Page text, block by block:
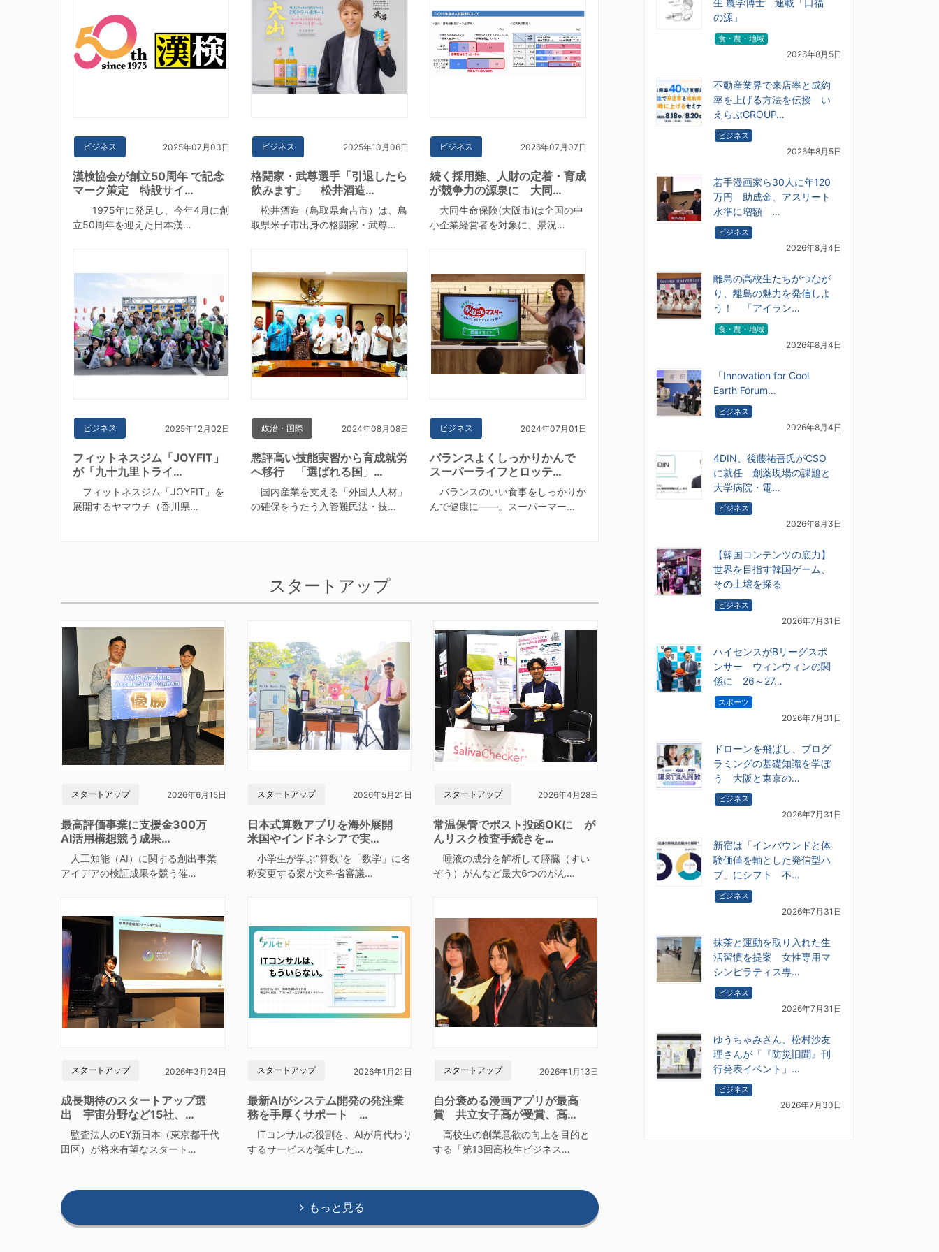
ビジネス 2025年07月03日
漢検協会が創立50周年 で記念
マーク策定 特設サイ…
1975年に発足し、今年4月に創
立50周年を迎えた日本漢…
ビジネス 2025年10月06日
格闘家・武尊選手「引退したら
飲みます」 松井酒造…
松井酒造（鳥取県倉吉市）は、鳥
取県米子市出身の格闘家・武尊…
ビジネス 2026年07月07日
続く採用難、人財の定着・育成
が競争力の源泉に 大同…
大同生命保険(大阪市)は全国の中
小企業経営者を対象に、景況…
ビジネス 2025年12月02日
フィットネスジム「JOYFIT」
が「九十九里トライ…
フィットネスジム「JOYFIT」を
展開するヤマウチ（香川県…
政治・国際 2024年08月08日
悪評高い技能実習から育成就労
へ移行 「選ばれる国」…
国内産業を支える「外国人人材」
の確保をうたう入管難民法・技…
ビジネス 2024年07月01日
バランスよくしっかりかんで
スーパーライフとロッテ…
バランスのいい食事をしっかりか
んで健康に――。スーパーマー…
スタートアップ
スタートアップ 2026年6月15日
最高評価事業に支援金300万
AI活用構想競う成果…
人工知能（AI）に関する創出事業
アイデアの検証成果を競う催…
スタートアップ 2026年5月21日
日本式算数アプリを海外展開
米国やインドネシアで実…
小学生が学ぶ“算数”を「数学」に名
称変更する案が文科省審議…
スタートアップ 2026年4月28日
常温保管でポスト投函OKに が
んリスク検査手続きを…
唾液の成分を解析して膵臓（すい
ぞう）がんなど最大6つのがん…
スタートアップ 2026年3月24日
成長期待のスタートアップ選
出 宇宙分野など15社、…
監査法人のEY新日本（東京都千代
田区）が将来有望なスタート…
スタートアップ 2026年1月21日
最新AIがシステム開発の発注業
務を手厚くサポート …
ITコンサルの役割を、AIが肩代わり
するサービスが誕生した…
スタートアップ 2026年1月13日
自分褒める漫画アプリが最高
賞 共立女子高が受賞、高…
高校生の創業意欲の向上を目的と
する「第13回高校生ビジネス…
もっと見る
生 農学博士 連載「口福
の源」
食・農・地域
2026年8月5日
不動産業界で来店率と成約
率を上げる方法を伝授 い
えらぶGROUP…
ビジネス
2026年8月5日
若手漫画家ら30人に年120
万円 助成金、アスリート
水準に増額 …
ビジネス
2026年8月4日
離島の高校生たちがつなが
り、離島の魅力を発信しよ
う！ 「アイラン…
食・農・地域
2026年8月4日
「Innovation for Cool
Earth Forum…
ビジネス
2026年8月4日
4DIN、後藤祐吾氏がCSO
に就任 創薬現場の課題と
大学病院・電…
ビジネス
2026年8月3日
【韓国コンテンツの底力】
世界を目指す韓国ゲーム、
その土壌を探る
ビジネス
2026年7月31日
ハイセンスがBリーグスポ
ンサー ウィンウィンの関
係に 26～27…
スポーツ
2026年7月31日
ドローンを飛ばし、プログ
ラミングの基礎知識を学ぼ
う 大阪と東京の…
ビジネス
2026年7月31日
新宿は「インバウンドと体
験価値を軸とした発信型ハ
ブ」にシフト 不…
ビジネス
2026年7月31日
抹茶と運動を取り入れた生
活習慣を提案 女性専用マ
シンピラティス専…
ビジネス
2026年7月31日
ゆうちゃみさん、松村沙友
理さんが「『防災旧聞』刊
行発表イベント」…
ビジネス
2026年7月30日